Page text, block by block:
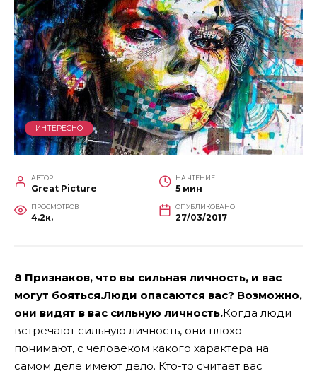
ИНТЕРЕСНО
АВТОР
Great Picture
НА ЧТЕНИЕ
5 мин
ПРОСМОТРОВ
4.2к.
ОПУБЛИКОВАНО
27/03/2017
8 Признаков, что вы сильная личность, и вас
могут бояться.Люди опасаются вас? Возможно,
они видят в вас сильную личность.Когда люди
встречают сильную личность, они плохо
понимают, с человеком какого характера на
самом деле имеют дело. Кто-то считает вас